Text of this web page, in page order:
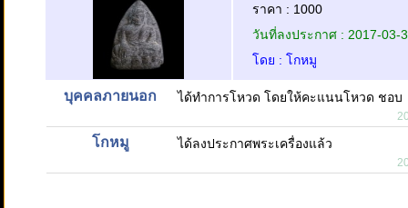
ราคา : 1000
วันที่ลงประกาศ : 2017-03-
โดย : โกหมู
บุคคลภายนอก ได้ทำการโหวด โดยให้คะแนนโหวด ชอบ
โกหมู ได้ลงประกาศพระเครื่องแล้ว